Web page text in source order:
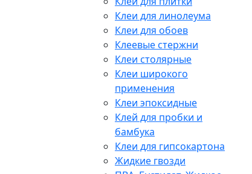
Клеи для линолеума
Клеи для обоев
Клеевые стержни
Клеи столярные
Клеи широкого
применения
Клеи эпоксидные
Клей для пробки и
бамбука
Клеи для гипсокартона
Жидкие гвозди